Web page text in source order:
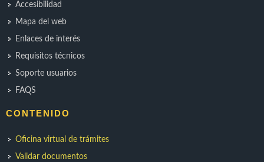
Accesibilidad
Mapa del web
Enlaces de interés
Requisitos técnicos
Soporte usuarios
FAQS
CONTENIDO
Oficina virtual de trámites
Validar documentos